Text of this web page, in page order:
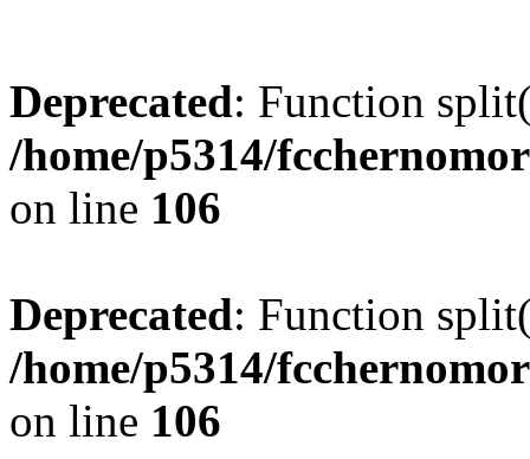
Deprecated: Function
/home/p5314/
on line 106
Deprecated: Function
/home/p5314/
on line 106